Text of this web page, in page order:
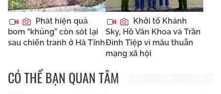
Phát hiện quả
bom “khủng” còn sót lại
sau chiến tranh ở Hà Tĩnh
Khởi tố Khánh
Sky, Hồ Văn Khoa và Trần
Đình Tiệp vì mâu thuẫn
mạng xã hội
CÓ THỂ BẠN QUAN TÂM